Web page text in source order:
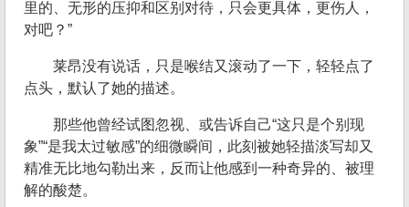
里的、无形的压抑和区别对待，只会更具体，更伤人，
对吧？”
莱昂没有说话，只是喉结又滚动了一下，轻轻点了
点头，默认了她的描述。
那些他曾经试图忽视、或告诉自己“这只是个别现
象”“是我太过敏感”的细微瞬间，此刻被她轻描淡写却又
精准无比地勾勒出来，反而让他感到一种奇异的、被理
解的酸楚。